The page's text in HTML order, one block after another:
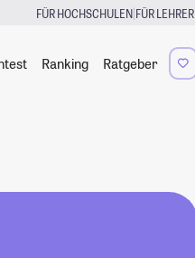
FÜR HOCHSCHULEN|FÜR LEHRER
Ranking Ratgeber